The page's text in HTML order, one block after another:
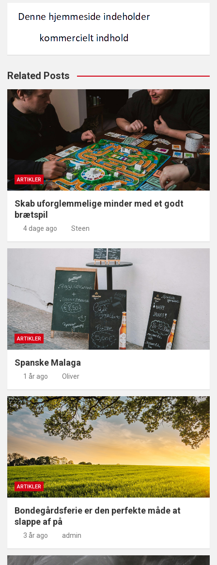
Related Posts
ARTIKLER
Skab uforglemmelige minder med et godt
brætspil
4 dage ago Steen
ARTIKLER
Spanske Malaga
1 år ago Oliver
ARTIKLER
Bondegårdsferie er den perfekte måde at
slappe af på
3 år ago admin